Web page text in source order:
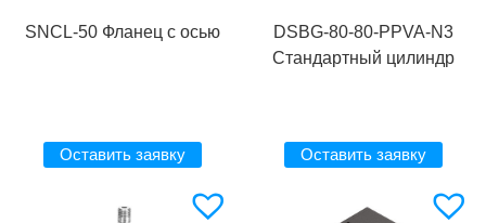
SNCL-50 Фланец с осью
Оставить заявку
DSBG-80-80-PPVA-N3
Стандартный цилиндр
Оставить заявку